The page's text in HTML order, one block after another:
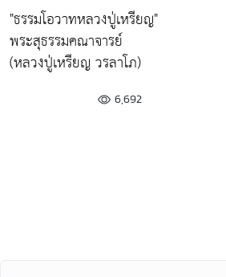
"ธรรมโอวาทหลวงปู่เหรียญ"
พระสุธรรมคณาจารย์
(หลวงปู่เหรียญ วรลาโภ)
6,692